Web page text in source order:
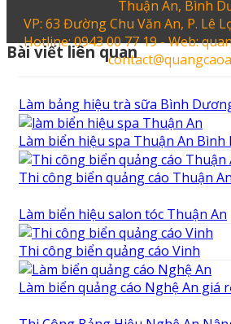
Thuận An, Bình
VP: 63 Đường Chu Văn An, P. Lê
Hotline: 0943 00 77 19 - Web:
Bài viết liên quan
Làm bảng hiệu trà sữa Bình
Làm biển hiệu spa Thuận An
Thi công biển quảng cáo Thuận
Làm biển hiệu salon tóc Thuận An
Thi công biển quảng cáo Vinh
Làm biển quảng cáo Nghệ An giá